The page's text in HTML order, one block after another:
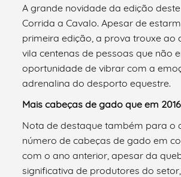
A grande novidade da edição
Corrida a Cavalo. Apesar de
primeira edição, a prova trouxe ao
vila centenas de pessoas que não
oportunidade de vibrar com a
adrenalina do desporto equestre.
Mais cabeças de gado que em 2016
Nota de destaque também para o
número de cabeças de gado em
com o ano anterior, apesar da
significativa de produtores do